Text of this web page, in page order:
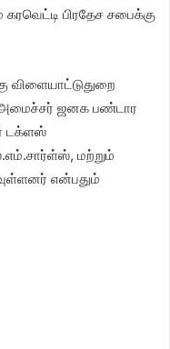
பிரதேச சபைக்கு
விளையாட்டுதுறை
அமைச்சர் ஜனக பண்டார
டக்ளஸ்
மற்றும்
என்பதும்